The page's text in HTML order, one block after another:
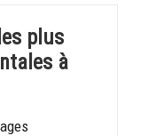
plus
à